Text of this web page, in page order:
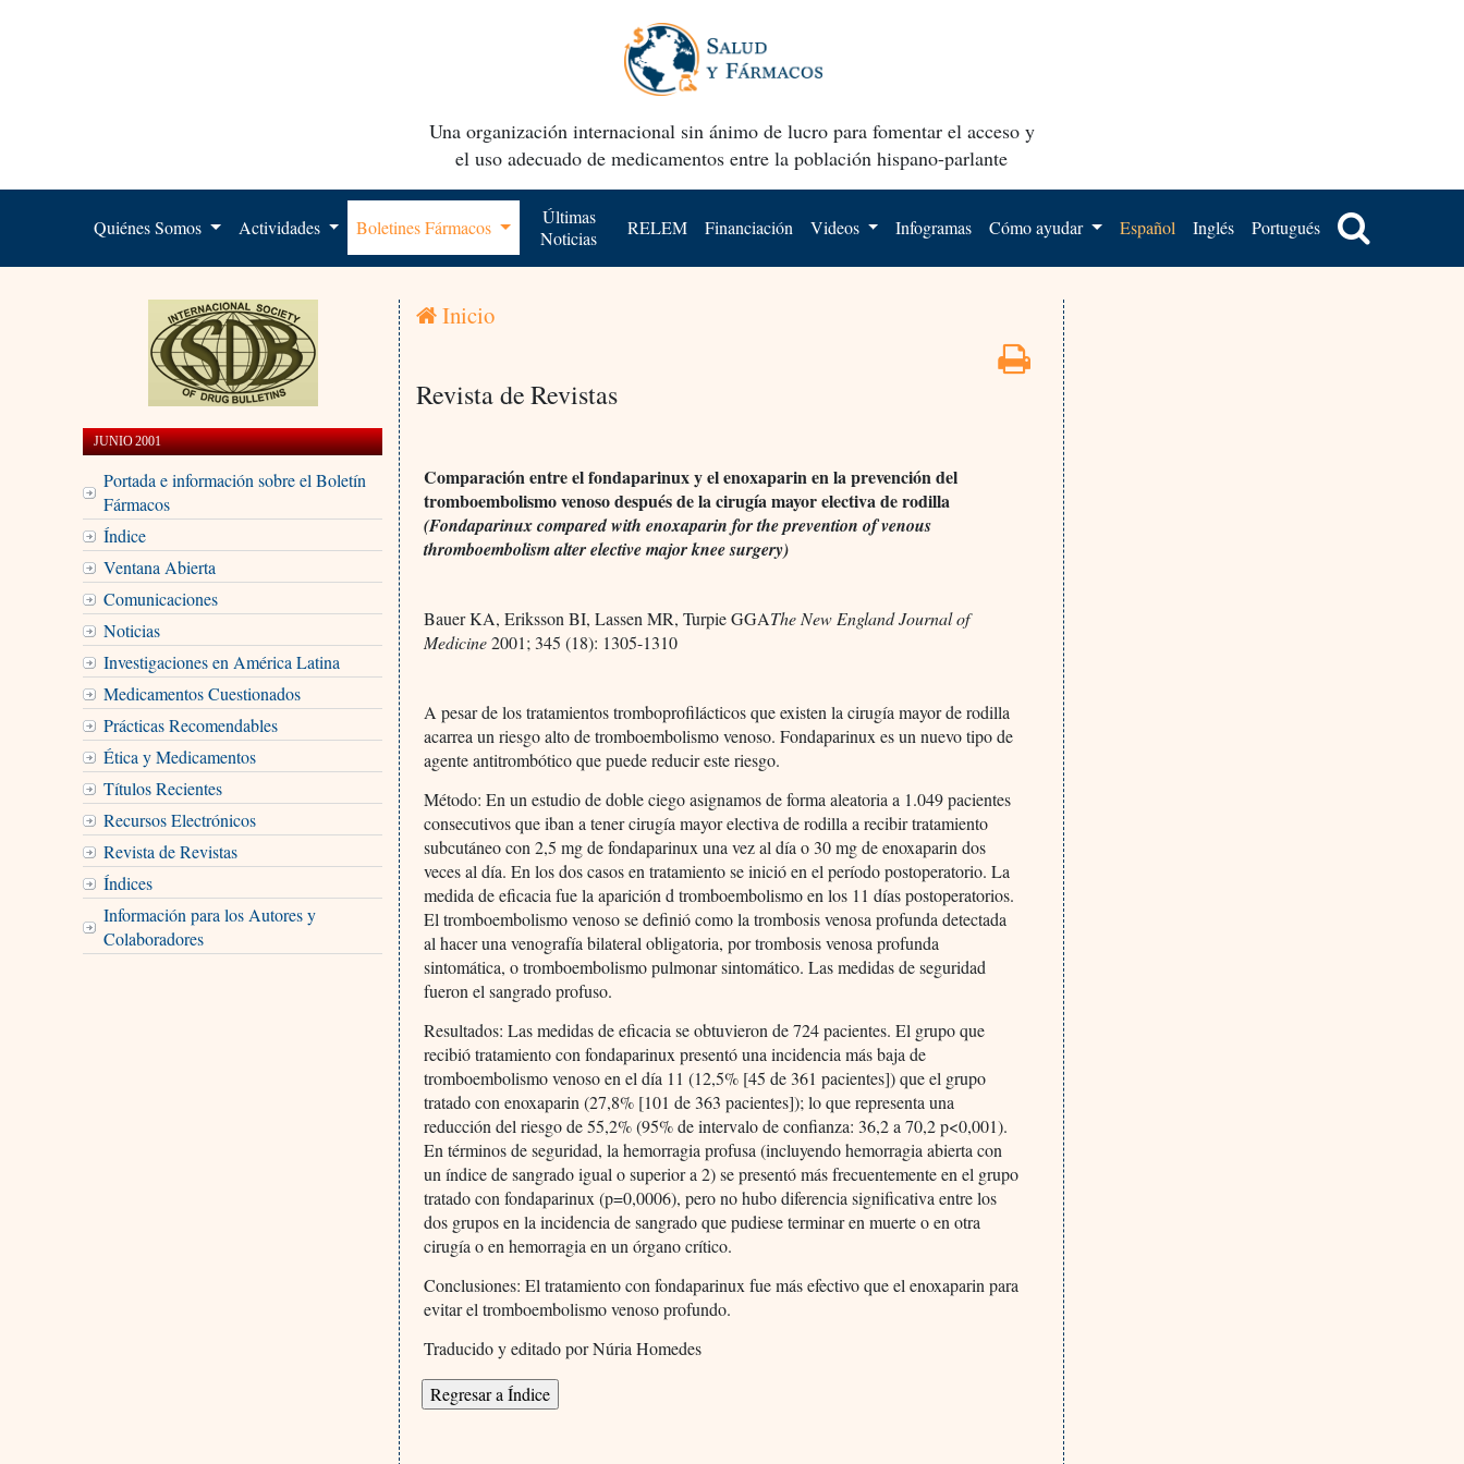
Una organización internacional sin ánimo de lucro para fomentar el acceso y
el uso adecuado de medicamentos entre la población hispano-parlante
Quiénes Somos Actividades Boletines Fármacos
Últimas
Noticias
RELEM Financiación Videos Infogramas Cómo ayudar Español Inglés Portugués
JUNIO 2001
Portada e información sobre el Boletín
Fármacos
Índice
Ventana Abierta
Comunicaciones
Noticias
Investigaciones en América Latina
Medicamentos Cuestionados
Prácticas Recomendables
Ética y Medicamentos
Títulos Recientes
Recursos Electrónicos
Revista de Revistas
Índices
Información para los Autores y
Colaboradores
Inicio
Revista de Revistas
Comparación entre el fondaparinux y el enoxaparin en la prevención del
tromboembolismo venoso después de la cirugía mayor electiva de rodilla
(Fondaparinux compared with enoxaparin for the prevention of venous
thromboembolism alter elective major knee surgery)
Bauer KA, Eriksson BI, Lassen MR, Turpie GGAThe New England Journal of
Medicine2001; 345 (18): 1305-1310
A pesar de los tratamientos tromboprofilácticos que existen la cirugía mayor de rodilla
acarrea un riesgo alto de tromboembolismo venoso. Fondaparinux es un nuevo tipo de
agente antitrombótico que puede reducir este riesgo.
Método: En un estudio de doble ciego asignamos de forma aleatoria a 1.049 pacientes
consecutivos que iban a tener cirugía mayor electiva de rodilla a recibir tratamiento
subcutáneo con 2,5 mg de fondaparinux una vez al día o 30 mg de enoxaparin dos
veces al día. En los dos casos en tratamiento se inició en el período postoperatorio. La
medida de eficacia fue la aparición d tromboembolismo en los 11 días postoperatorios.
El tromboembolismo venoso se definió como la trombosis venosa profunda detectada
al hacer una venografía bilateral obligatoria, por trombosis venosa profunda
sintomática, o tromboembolismo pulmonar sintomático. Las medidas de seguridad
fueron el sangrado profuso.
Resultados: Las medidas de eficacia se obtuvieron de 724 pacientes. El grupo que
recibió tratamiento con fondaparinux presentó una incidencia más baja de
tromboembolismo venoso en el día 11 (12,5% [45 de 361 pacientes]) que el grupo
tratado con enoxaparin (27,8% [101 de 363 pacientes]); lo que representa una
reducción del riesgo de 55,2% (95% de intervalo de confianza: 36,2 a 70,2 p<0,001).
En términos de seguridad, la hemorragia profusa (incluyendo hemorragia abierta con
un índice de sangrado igual o superior a 2) se presentó más frecuentemente en el grupo
tratado con fondaparinux (p=0,0006), pero no hubo diferencia significativa entre los
dos grupos en la incidencia de sangrado que pudiese terminar en muerte o en otra
cirugía o en hemorragia en un órgano crítico.
Conclusiones: El tratamiento con fondaparinux fue más efectivo que el enoxaparin para
evitar el tromboembolismo venoso profundo.
Traducido y editado por Núria Homedes